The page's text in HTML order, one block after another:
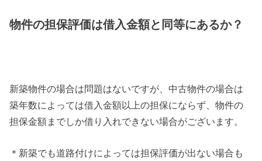
物件の担保評価は借入金額と同等にあるか？
新築物件の場合は問題はないですが、中古物件の場合は
築年数によっては借入金額以上の担保にならず、物件の
担保金額までしか借り入れできない場合がございます。
＊新築でも道路付けによっては担保評価が出ない場合も